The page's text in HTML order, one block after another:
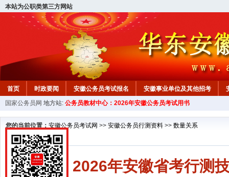
本站为公职类第三方网站
首页 时政要闻 安徽公务员考试报名 安徽事业单位及其他招考
安徽公务员行测试题 在线咨询 教材中心
国家公务员网 地方站: 公务员教材中心：2026年安徽公务员考试用书
您的当前位置： 安徽公务员考试网 >> 安徽公务员行测资料 >> 数量关系
2026年安徽省考行测